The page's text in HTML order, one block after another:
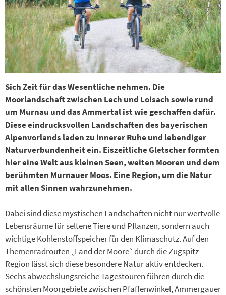
Sich Zeit für das Wesentliche nehmen. Die
Moorlandschaft zwischen Lech und Loisach sowie rund
um Murnau und das Ammertal ist wie geschaffen dafür.
Diese eindrucksvollen Landschaften des bayerischen
Alpenvorlands laden zu innerer Ruhe und lebendiger
Naturverbundenheit ein. Eiszeitliche Gletscher formten
hier eine Welt aus kleinen Seen, weiten Mooren und dem
berühmten Murnauer Moos. Eine Region, um die Natur
mit allen Sinnen wahrzunehmen.
Dabei sind diese mystischen Landschaften nicht nur wertvolle
Lebensräume für seltene Tiere und Pflanzen, sondern auch
wichtige Kohlenstoffspeicher für den Klimaschutz. Auf den
Themenradrouten „Land der Moore“ durch die Zugspitz
Region lässt sich diese besondere Natur aktiv entdecken.
Sechs abwechslungsreiche Tagestouren führen durch die
schönsten Moorgebiete zwischen Pfaffenwinkel, Ammergauer